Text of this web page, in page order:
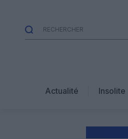
Actualité Insolite